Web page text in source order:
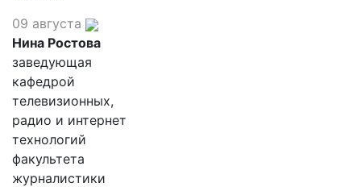
09 августа
Нина Ростова
заведующая
кафедрой
телевизионных,
радио и интернет
технологий
факультета
журналистики